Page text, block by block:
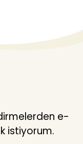
e-
istiyorum.